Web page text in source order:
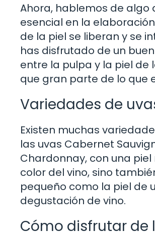
Ahora, hablemos de algo
esencial en la
de la piel se liberan y se
has disfrutado de un
entre la pulpa y la piel de
que gran parte de lo que
Variedades de
Existen muchas
las uvas Cabernet
Chardonnay, con una
color del vino, sino
pequeño como la piel de
degustación de vino.
Cómo disfrutar de